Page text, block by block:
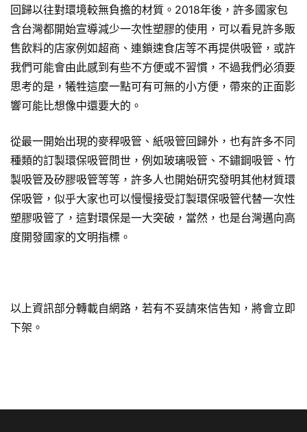
回歸以往對環境較無負擔的材質。2018年後，許多國家包
含台灣都開始宣導減少一次性塑膠的使用，可以看見許多販
售飲料的店家例如超商、連鎖速食店等不再提供吸管，或許
我們可能會由此感到有些不方便或不習慣，不過我們必須要
思考的是，犧牲這麼一點可有可無的小方便，帶來的正面影
響可能比想像中還要大的。
從最一開始出現的麥稈吸管、紙吸管回歸外，也有許多不同
種類的訂製環保吸管問世，例如玻璃吸管、不鏽鋼吸管、竹
製吸管及矽膠吸管等等，許多人也開始研究發明其他材質環
保吸管，似乎大家也可以慢慢接受訂製環保吸管代替一次性
塑膠吸管了，這對環保是一大突破，當然，也是台灣邁向高
度開發國家的文明指標。
以上資訊部分轉載自網路，若有不妥請來信告知，將會立即
下架。